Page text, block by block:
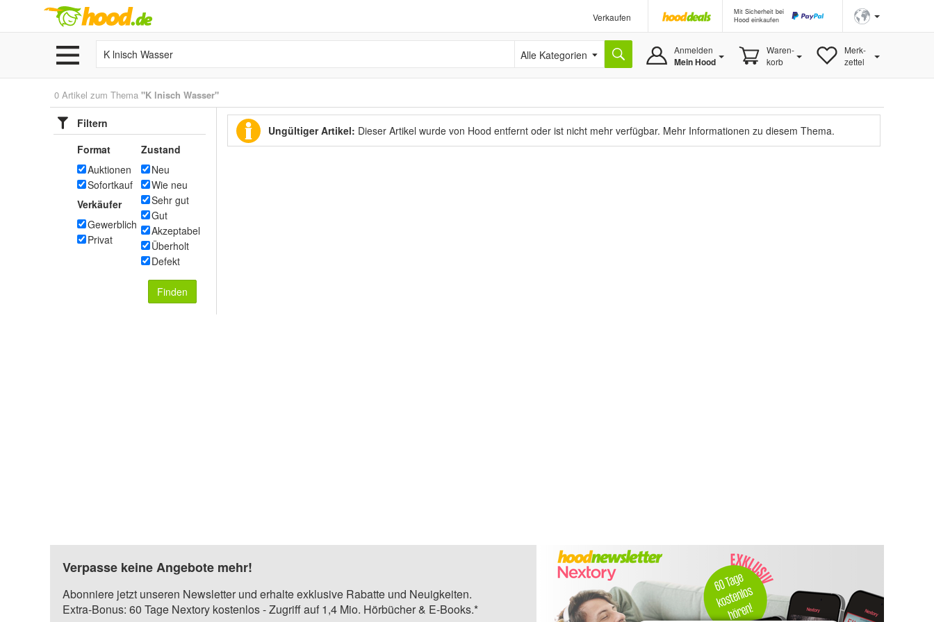
Verkaufen
Mit Sicherheit bei
Hood einkaufen
Alle Kategorien Anmelden
Mein Hood
Waren-
korb
Merk-
zettel
0 Artikel zum Thema "K lnisch Wasser"
Filtern
Format
Auktionen
Sofortkauf
Verkäufer
Gewerblich
Privat
Zustand
Neu
Wie neu
Sehr gut
Gut
Akzeptabel
Überholt
Defekt
Finden
Ungültiger Artikel: Dieser Artikel wurde von Hood entfernt oder ist nicht mehr verfügbar. Mehr Informationen zu diesem Thema.
Verpasse keine Angebote mehr!
Abonniere jetzt unseren Newsletter und erhalte exklusive Rabatte und Neuigkeiten.
Extra-Bonus: 60 Tage Nextory kostenlos - Zugriff auf 1,4 Mio. Hörbücher & E-Books.*